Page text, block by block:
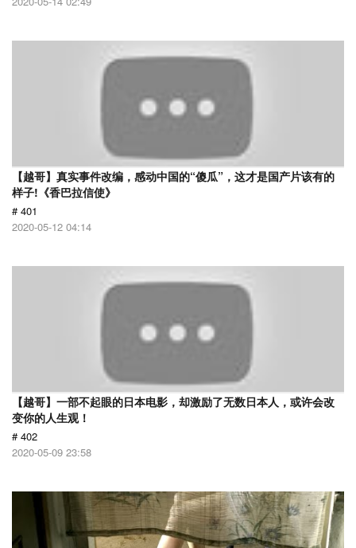
【越哥】真实事件改编，感动中国的“傻瓜”，这才是国产片该有的
样子!《香巴拉信使》
# 401
2020-05-12 04:14
【越哥】一部不起眼的日本电影，却激励了无数日本人，或许会改
变你的人生观！
# 402
2020-05-09 23:58